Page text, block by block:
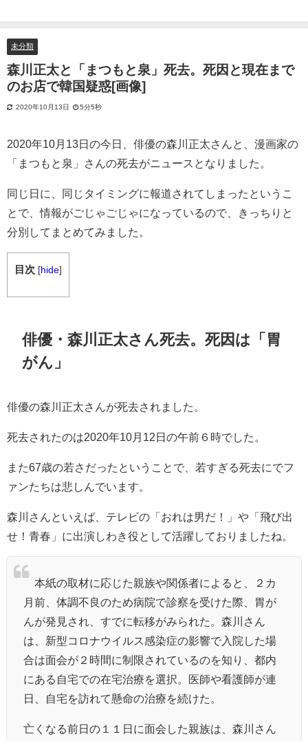
未分類
森川正太と「まつもと泉」死去。死因と現在まで
のお店で韓国疑惑[画像]
2020年10月13日 5分5秒
2020年10月13日の今日、俳優の森川正太さんと、漫画家の
「まつもと泉」さんの死去がニュースとなりました。
同じ日に、同じタイミングに報道されてしまったというこ
とで、情報がごじゃごじゃになっているので、きっちりと
分別してまとめてみました。
目次 [hide]
俳優・森川正太さん死去。死因は「胃
がん」
俳優の森川正太さんが死去されました。
死去されたのは2020年10月12日の午前６時でした。
また67歳の若さだったということで、若すぎる死去にでフ
ァンたちは悲しんでいます。
森川さんといえば、テレビの「おれは男だ！」や「飛び出
せ！青春」に出演しわき役として活躍しておりましたね。
本紙の取材に応じた親族や関係者によると、２カ
月前、体調不良のため病院で診察を受けた際、胃が
んが発見され、すでに転移がみられた。森川さん
は、新型コロナウイルス感染症の影響で入院した場
合は面会が２時間に制限されているのを知り、都内
にある自宅での在宅治療を選択。医師や看護師が連
日、自宅を訪れて懸命の治療を続けた。
亡くなる前日の１１日に面会した親族は、森川さん